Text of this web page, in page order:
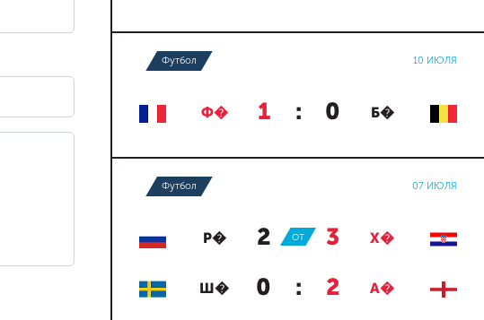
Футбол 10 ИЮЛЯ
Ф� 1 : 0 Б�
Футбол 07 ИЮЛЯ
Р� 2 : 3 Х�
ОТ
Ш� 0 : 2 А�